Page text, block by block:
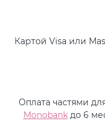
Картой Visa или
Оплата частями
Monobankдо 6